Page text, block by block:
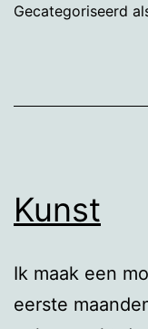
Gecategoriseerd
Kunst
Ik maak een
eerste